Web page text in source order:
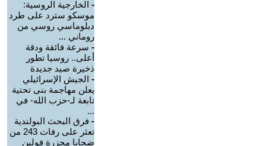
- الخارجية الروسية:
موسكو سترد على طرد
دبلوماسي روسي من
روماني ...
- سرعة فائقة ودقة
أعلى.. روسيا تطور
ذخيرة صيد جديدة
- الجيش الإسرائيلي
يعلن مهاجمة بنى تحتية
تابعة لـ-حزب الله- في
...
- فرق البحث البولندية
تعثر على رفات 243 من
ضحايا مجزرة فولين